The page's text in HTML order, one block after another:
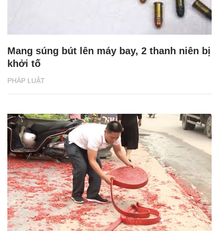
PHÁP LUẬT
Mang súng bút lên máy bay, 2 thanh niên bị
khởi tố